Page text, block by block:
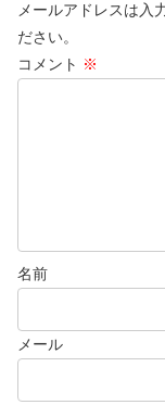
メールアドレスは入
ださい。
コメント ※
名前
メール